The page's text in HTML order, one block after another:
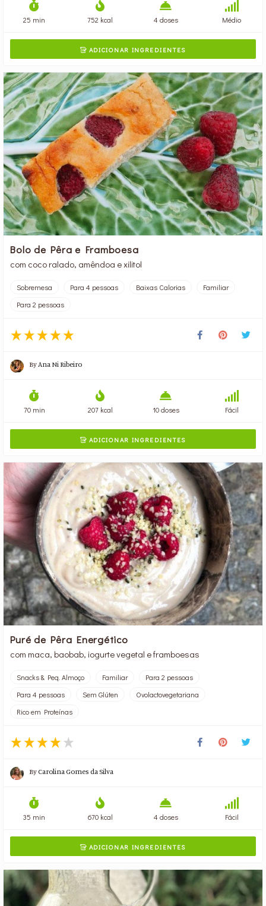
25 min 752 kcal 4 doses Médio
ADICIONAR INGREDIENTES
Bolo de Pêra e Framboesa
com coco ralado, amêndoa e xilitol
Sobremesa Para 4 pessoas Baixas Calorias
Familiar
Para 2 pessoas
ByAna Ni Ribeiro
70 min 207 kcal 10 doses Fácil
ADICIONAR INGREDIENTES
Puré de Pêra Energético
com maca, baobab, iogurte vegetal e framboesas
Snacks & Peq. Almoço Familiar
Para 2 pessoas
Para 4 pessoas
Sem Glúten
Ovolactovegetariana
Rico em Proteínas
ByCarolina Gomes da Silva
35 min 670 kcal 4 doses Fácil
ADICIONAR INGREDIENTES